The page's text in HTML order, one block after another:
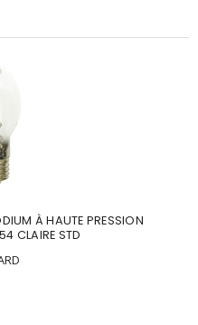
À HAUTE PRESSION
CLAIRE STD